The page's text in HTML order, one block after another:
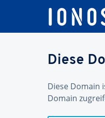
Diese
Diese Domain
Domain